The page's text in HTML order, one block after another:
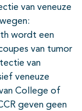
van veneuze
wordt een
van tumor
van
veneuze
College of
geven geen